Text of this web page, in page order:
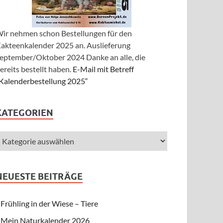
nehmen schon Bestellungen für den
2025 an. Auslieferung
Oktober 2024 Danke an alle, die
bestellt haben. E-Mail mit Betreff
2025“
BEITRÄGE
Frühling in der Wiese – Tiere
Mein Naturkalender 2026